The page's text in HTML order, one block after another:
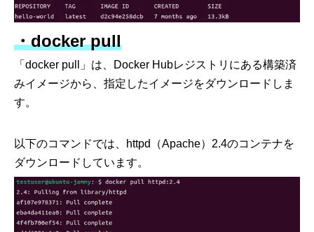
・docker pull
「docker pull」は、Docker Hubレジストリにある構築済
みイメージから、指定したイメージをダウンロードしま
す。
以下のコマンドでは、httpd（Apache）2.4のコンテナを
ダウンロードしています。